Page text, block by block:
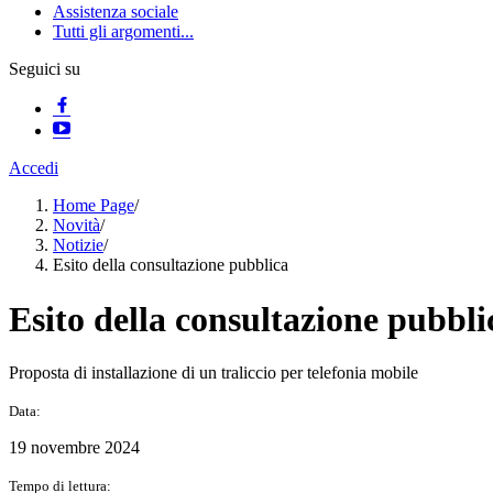
Assistenza sociale
Tutti gli argomenti...
Seguici su
Accedi
Home Page/
Novità/
Notizie/
Esito della consultazione pubblica
Esito della consultazione
Proposta di installazione di un traliccio per telefonia mobile
Data:
19 novembre 2024
Tempo di lettura: